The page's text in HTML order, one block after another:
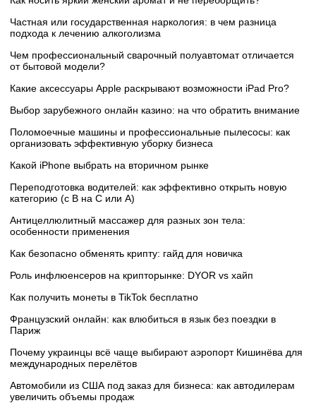
Частная или государственная наркология: в чем разница
подхода к лечению алкоголизма
Чем профессиональный сварочный полуавтомат отличается
от бытовой модели?
Какие аксессуары Apple раскрывают возможности iPad Pro?
Выбор зарубежного онлайн казино: на что обратить внимание
Поломоечные машины и профессиональные пылесосы: как
организовать эффективную уборку бизнеса
Какой iPhone выбрать на вторичном рынке
Переподготовка водителей: как эффективно открыть новую
категорию (с B на C или А)
Антицеллюлитный массажер для разных зон тела:
особенности применения
Как безопасно обменять крипту: гайд для новичка
Роль инфлюенсеров на крипторынке: DYOR vs хайп
Как получить монеты в TikTok бесплатно
Французский онлайн: как влюбиться в язык без поездки в
Париж
Почему украинцы всё чаще выбирают аэропорт Кишинёва для
международных перелётов
Автомобили из США под заказ для бизнеса: как автодилерам
увеличить объемы продаж